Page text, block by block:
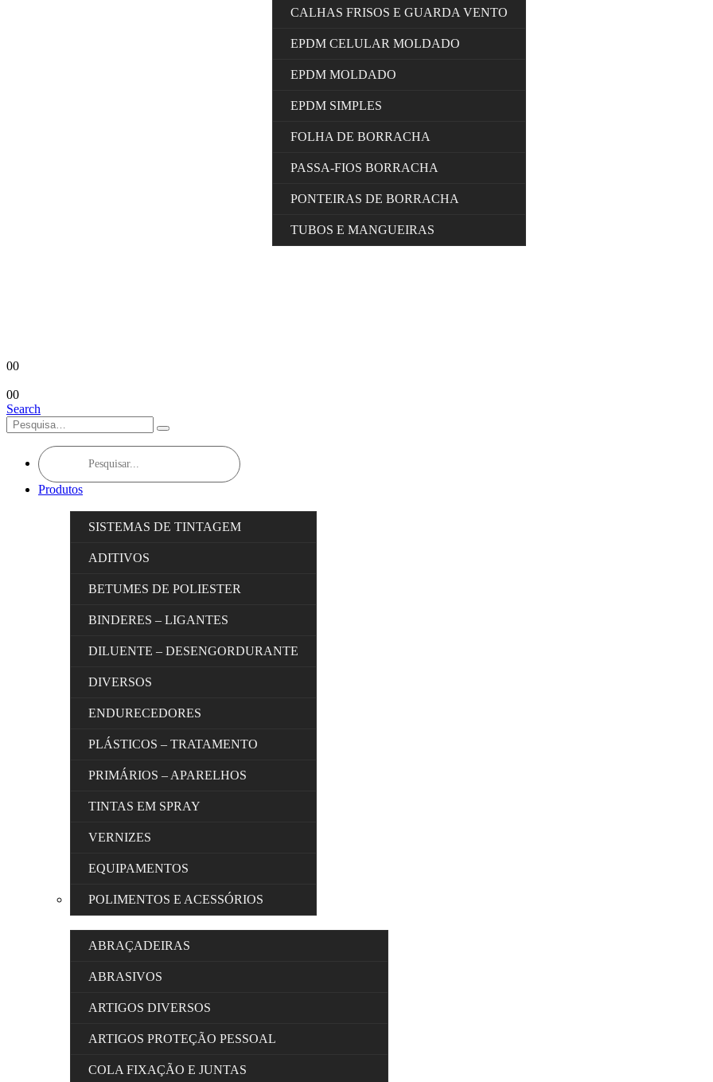
CALHAS FRISOS E GUARDA VENTO
EPDM CELULAR MOLDADO
EPDM MOLDADO
EPDM SIMPLES
FOLHA DE BORRACHA
PASSA-FIOS BORRACHA
PONTEIRAS DE BORRACHA
TUBOS E MANGUEIRAS
00
00
Search
Products
search
Produtos
SISTEMAS DE TINTAGEM
ADITIVOS
BETUMES DE POLIESTER
BINDERES – LIGANTES
DILUENTE – DESENGORDURANTE
DIVERSOS
ENDURECEDORES
PLÁSTICOS – TRATAMENTO
PRIMÁRIOS – APARELHOS
TINTAS EM SPRAY
VERNIZES
EQUIPAMENTOS
POLIMENTOS E ACESSÓRIOS
ABRAÇADEIRAS
ABRASIVOS
ARTIGOS DIVERSOS
ARTIGOS PROTEÇÃO PESSOAL
COLA FIXAÇÃO E JUNTAS